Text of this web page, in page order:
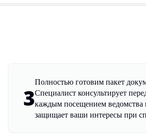
3
Полностью готовим пакет
Специалист консультирует
каждым посещением ведомства
защищает ваши интересы при